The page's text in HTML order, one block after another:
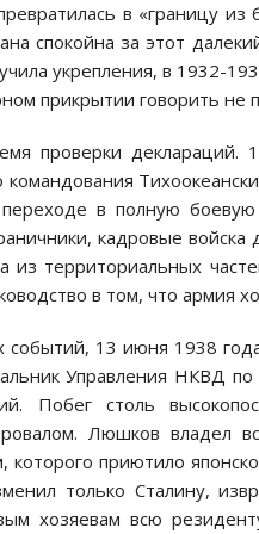
в «границу
спокойна за этот
укрепления, в 1932-
прикрытии говорить не
проверки
командования
в полную
кадровые
из территориальных
в том, что армия
событий, 13 июня 1938
Управления НКВД по
Побег столь
Люшков владел
которого приютило
только Сталину,
хозяевам всю